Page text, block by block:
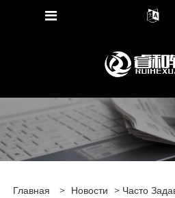
Главная > Новости > Часто